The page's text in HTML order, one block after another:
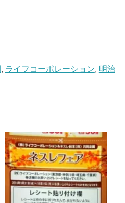
, ライフコーポレーション, 明治